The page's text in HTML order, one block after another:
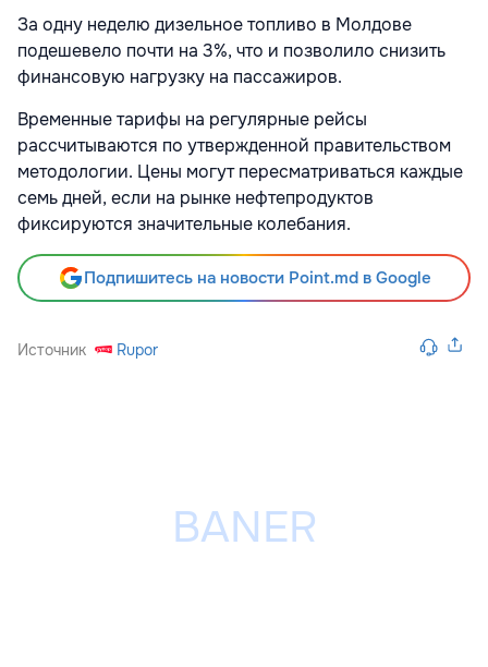
За одну неделю дизельное топливо в Молдове
подешевело почти на 3%, что и позволило снизить
финансовую нагрузку на пассажиров.
Временные тарифы на регулярные рейсы
рассчитываются по утвержденной правительством
методологии. Цены могут пересматриваться каждые
семь дней, если на рынке нефтепродуктов
фиксируются значительные колебания.
Подпишитесь на новости Point.md в Google
Источник Rupor